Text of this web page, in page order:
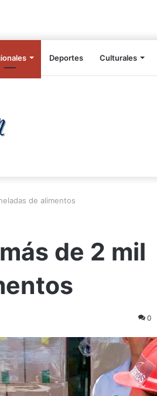
Deportes Culturales
de alimentos
de 2 mil
0